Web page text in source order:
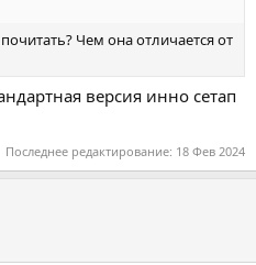
Чем она отличается от
версия инно сетап
Последнее редактирование: 18 Фев 2024